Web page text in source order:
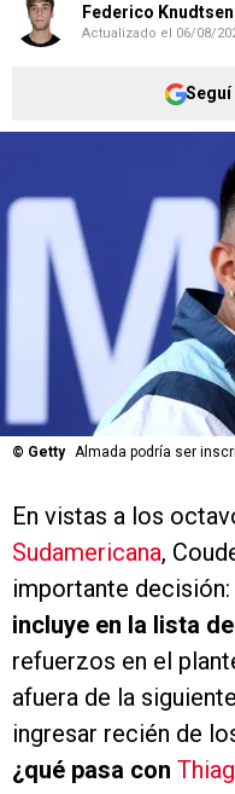
Federico Knudtsen
Actualizado el 06/08/
Seguí
© Getty Almada podría ser
En vistas a los
Sudamericana,
importante decisión:
incluye en la lista
refuerzos en el
afuera de la
ingresar recién de
¿qué pasa con